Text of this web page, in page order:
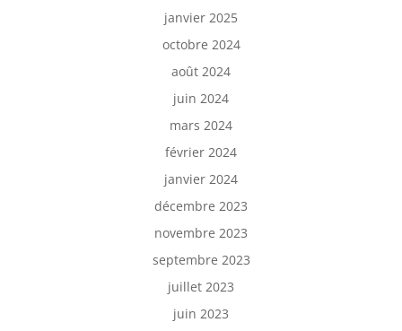
janvier 2025
octobre 2024
août 2024
juin 2024
mars 2024
février 2024
janvier 2024
décembre 2023
novembre 2023
septembre 2023
juillet 2023
juin 2023